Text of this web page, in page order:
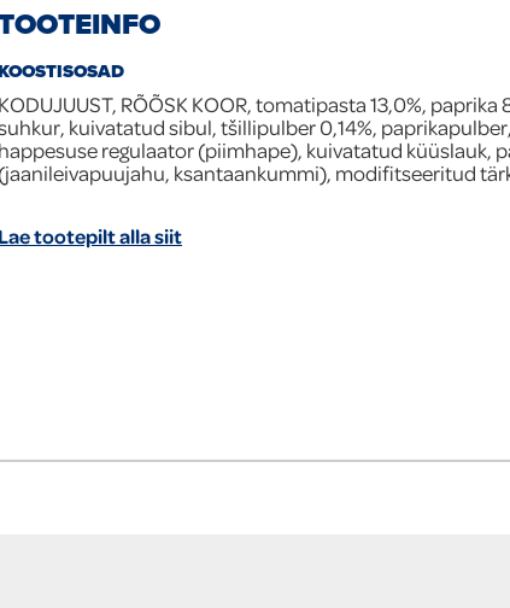
KODUJUUST, RÕÕSK KOOR, tomatipasta 13,0%, paprika
kuivatatud sibul, tšillipulber 0,14%, paprikapulber,
happesuse regulaator (piimhape), kuivatatud küüslauk,
(jaanileivapuujahu, ksantaankummi), modifitseeritud
Lae tootepilt alla siit